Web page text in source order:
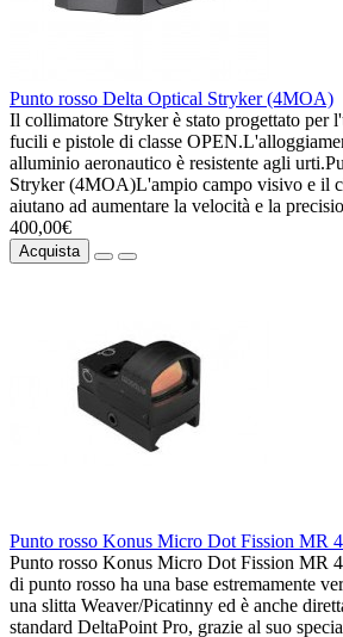
Punto rosso Delta Optical Stryker (4MOA)
Il collimatore Stryker è stato progettato per
fucili e pistole di classe
alluminio aeronautico è resistente agli
Stryker (4MOA)L'ampio campo visivo e il
aiutano ad aumentare la velocità e la
400,00€
Acquista
Punto rosso Konus Micro Dot Fission MR
Punto rosso Konus Micro Dot Fission MR
di punto rosso ha una base estremamente
una slitta Weaver/Picatinny ed è anche
standard DeltaPoint Pro, grazie al suo